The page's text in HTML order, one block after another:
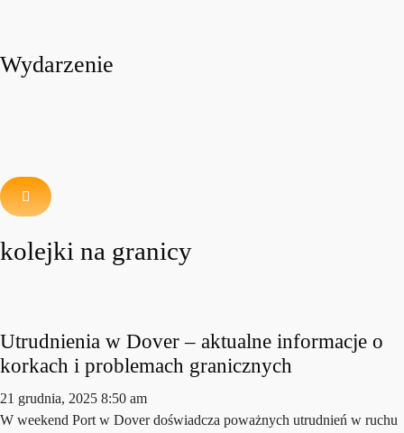
Wydarzenie
kolejki na granicy
Utrudnienia w Dover – aktualne informacje o
korkach i problemach granicznych
21 grudnia, 2025 8:50 am
W weekend Port w Dover doświadcza poważnych utrudnień w ruchu